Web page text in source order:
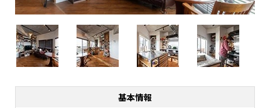
基本情報